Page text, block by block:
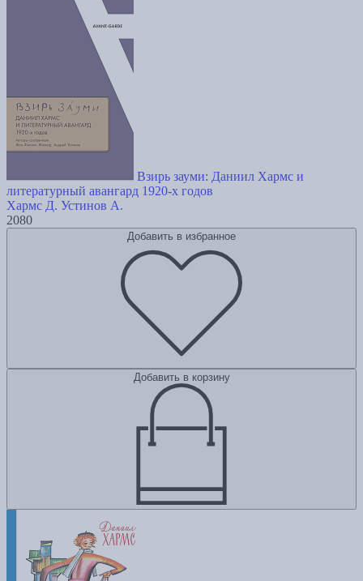
Взирь зауми: Даниил Хармс и
литературный авангард 1920-х годов
Хармс Д. Устинов А.
2080
Добавить в избранное
Добавить в корзину